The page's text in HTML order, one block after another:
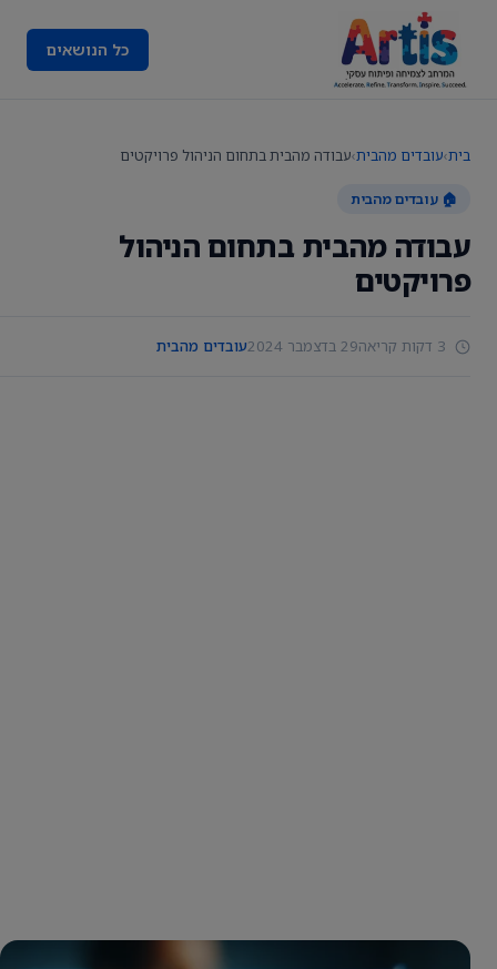
כל הנושאים
בית›עובדים מהבית›עבודה מהבית בתחום הניהול פרויקטים
🏠 עובדים מהבית
עבודה מהבית בתחום הניהול
פרויקטים
29 בדצמבר 2024 עובדים מהבית